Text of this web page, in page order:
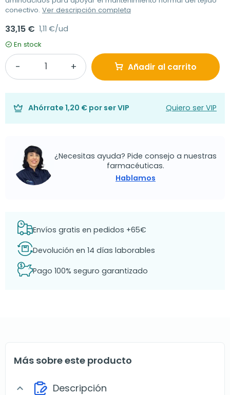
conectivo. Ver descripción completa
33,15 € 1,11 €/ud
En stock
Añadir al carrito
Ahórrate 1,20 € por ser VIP Quiero ser VIP
¿Necesitas ayuda? Pide consejo a nuestras
farmacéuticas.
Hablamos
Envíos gratis en pedidos +65€
Devolución en 14 días laborables
Pago 100% seguro garantizado
Más sobre este producto
expand_more Descripción